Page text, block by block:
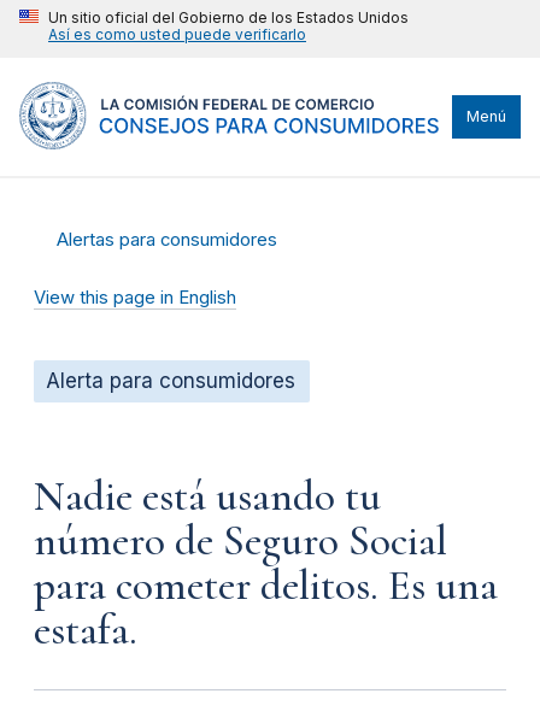
Un sitio oficial del Gobierno de los Estados Unidos
Así es como usted puede verificarlo
Menú
Alertas para consumidores
View this page in English
Alerta para consumidores
Nadie está usando tu
número de Seguro Social
para cometer delitos. Es una
estafa.